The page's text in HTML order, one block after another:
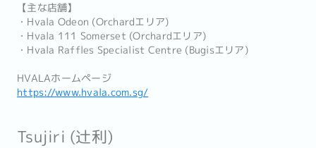
【主な店舗】
・Hvala Odeon (Orchardエリア)
・Hvala 111 Somerset (Orchardエリア)
・Hvala Raffles Specialist Centre (Bugisエリア)
HVALAホームページ
https://www.hvala.com.sg/
Tsujiri (辻利)